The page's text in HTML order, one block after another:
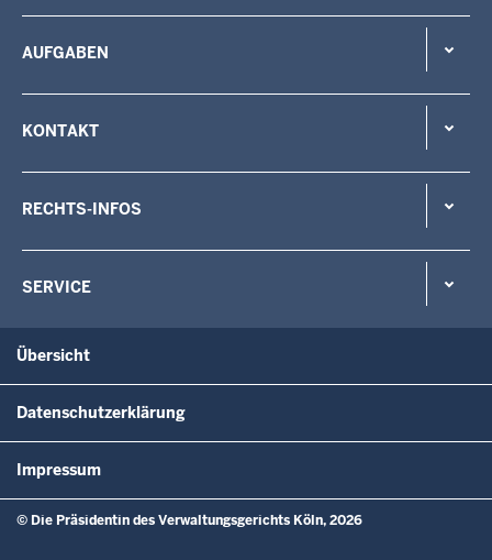
AUFGABEN
KONTAKT
RECHTS-INFOS
SERVICE
Übersicht
Datenschutzerklärung
Impressum
© Die Präsidentin des Verwaltungsgerichts Köln, 2026